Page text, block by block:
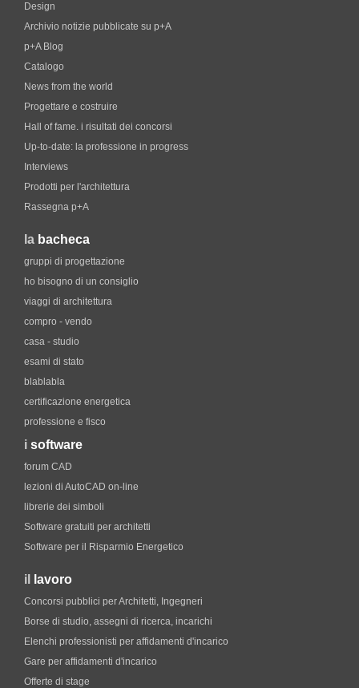
Design
Archivio notizie pubblicate su p+A
p+A Blog
Catalogo
News from the world
Progettare e costruire
Hall of fame. i risultati dei concorsi
Up-to-date: la professione in progress
Interviews
Prodotti per l'architettura
Rassegna p+A
la bacheca
gruppi di progettazione
ho bisogno di un consiglio
viaggi di architettura
compro - vendo
casa - studio
esami di stato
blablabla
certificazione energetica
professione e fisco
i software
forum CAD
lezioni di AutoCAD on-line
librerie dei simboli
Software gratuiti per architetti
Software per il Risparmio Energetico
il lavoro
Concorsi pubblici per Architetti, Ingegneri
Borse di studio, assegni di ricerca, incarichi
Elenchi professionisti per affidamenti d'incarico
Gare per affidamenti d'incarico
Offerte di stage